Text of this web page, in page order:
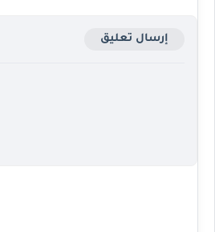
إرسال تعليق